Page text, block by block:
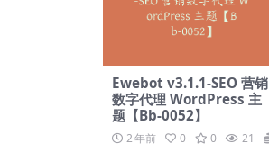
Ewebot v3.1.1-SEO 营销
数字代理 WordPress 主
题【Bb-0052】
2 年前 0 0 21